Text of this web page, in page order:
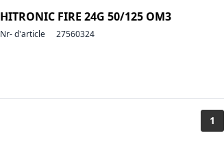
HITRONIC FIRE 24G 50/125 OM3
Nr- d'article 27560324
1